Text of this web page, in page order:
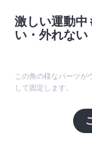
激しい運動中
い・外れない
この角の様なパーツが
して固定します。